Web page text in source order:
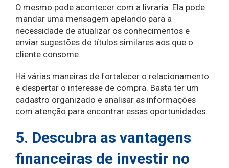
O mesmo pode acontecer com a livraria. Ela pode
mandar uma mensagem apelando para a
necessidade de atualizar os conhecimentos e
enviar sugestões de títulos similares aos que o
cliente consome.
Há várias maneiras de fortalecer o relacionamento
e despertar o interesse de compra. Basta ter um
cadastro organizado e analisar as informações
com atenção para encontrar essas oportunidades.
5. Descubra as vantagens
financeiras de investir no